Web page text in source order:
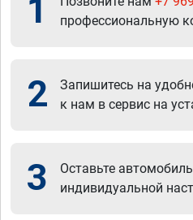
1
профессиональную
2
Запишитесь на
к нам в сервис на
3
Оставьте
индивидуальной